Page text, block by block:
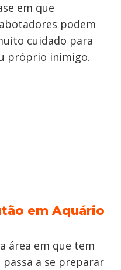
em que
podem
cuidado para
próprio inimigo.
em Aquário
área em que tem
passa a se preparar